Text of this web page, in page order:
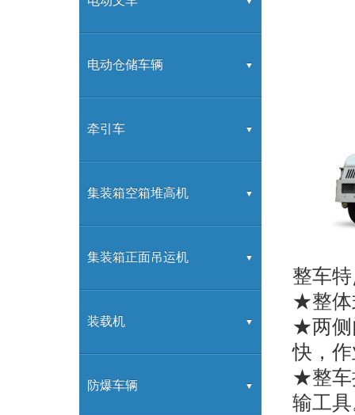
K系列
H2000系列
H3系列
G系列
高频充电机
G系列充电机
H系列
电动仓储车辆
交流前移动式蓄电池叉车
交流蓄电池托盘堆垛车
蓄电池托盘搬运车
牵引车
电动牵引车
电动搬运车
合力拖车产品
内燃牵引车
集装箱空箱堆高机
2-8层堆高机
集装箱正面吊运机
正面吊
装载机
装载机
防爆车辆
整车
★整体
★两侧
快，
★整车
输工